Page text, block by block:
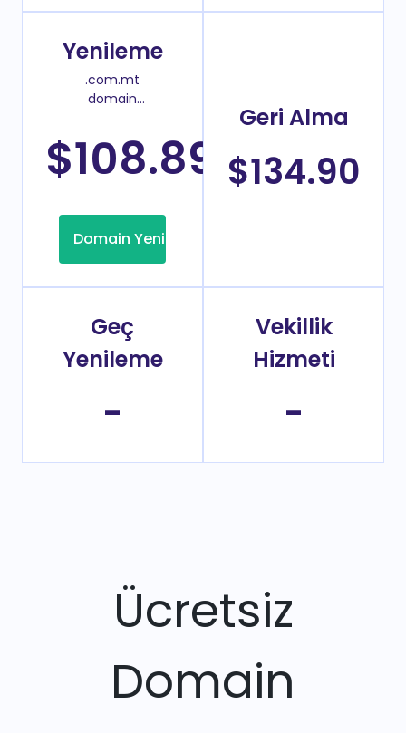
Yenileme
.com.mt
domain
fiyatı
$108.89 /Yıl
Domain Yenileme
Geri Alma
$134.90
Geç
Yenileme
-
Vekillik
Hizmeti
-
Ücretsiz
Domain